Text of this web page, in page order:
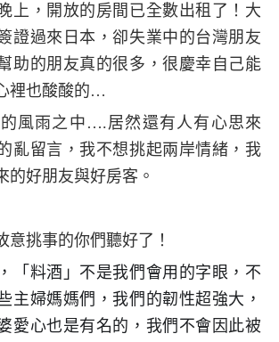
上，開放的房間已全數出租了！大
證過來日本，卻失業中的台灣朋友
助的朋友真的很多，很慶幸自己能
裡也酸酸的…
風雨之中….居然還有人有心思來
亂留言，我不想挑起兩岸情緒，我
的好朋友與好房客。
意挑事的你們聽好了！
「料酒」不是我們會用的字眼，不
主婦媽媽們，我們的韌性超強大，
愛心也是有名的，我們不會因此被